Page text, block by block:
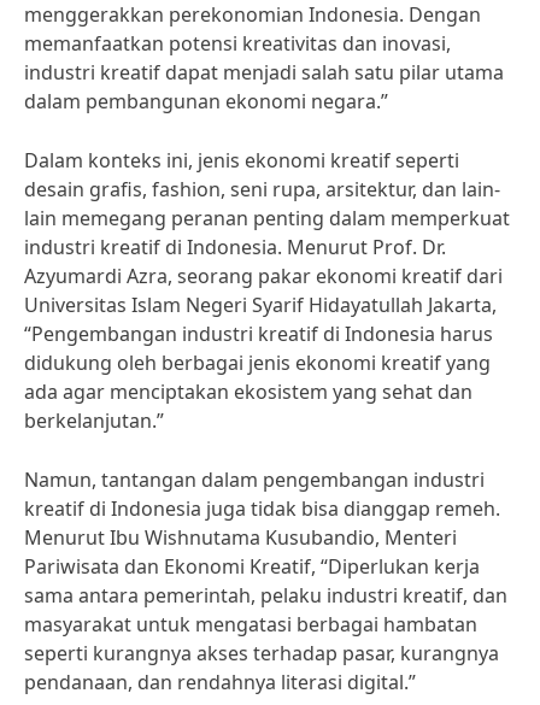
menggerakkan perekonomian Indonesia. Dengan
memanfaatkan potensi kreativitas dan inovasi,
industri kreatif dapat menjadi salah satu pilar utama
dalam pembangunan ekonomi negara.”
Dalam konteks ini, jenis ekonomi kreatif seperti
desain grafis, fashion, seni rupa, arsitektur, dan lain-
lain memegang peranan penting dalam memperkuat
industri kreatif di Indonesia. Menurut Prof. Dr.
Azyumardi Azra, seorang pakar ekonomi kreatif dari
Universitas Islam Negeri Syarif Hidayatullah Jakarta,
“Pengembangan industri kreatif di Indonesia harus
didukung oleh berbagai jenis ekonomi kreatif yang
ada agar menciptakan ekosistem yang sehat dan
berkelanjutan.”
Namun, tantangan dalam pengembangan industri
kreatif di Indonesia juga tidak bisa dianggap remeh.
Menurut Ibu Wishnutama Kusubandio, Menteri
Pariwisata dan Ekonomi Kreatif, “Diperlukan kerja
sama antara pemerintah, pelaku industri kreatif, dan
masyarakat untuk mengatasi berbagai hambatan
seperti kurangnya akses terhadap pasar, kurangnya
pendanaan, dan rendahnya literasi digital.”